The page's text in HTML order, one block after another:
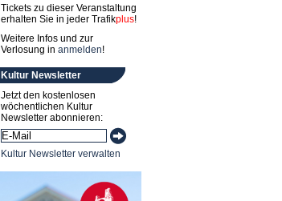
Tickets zu dieser Veranstaltung
erhalten Sie in jeder Trafikplus!
Weitere Infos und zur
Verlosung in anmelden!
Kultur Newsletter
Jetzt den kostenlosen
wöchentlichen Kultur
Newsletter abonnieren:
Kultur Newsletter verwalten